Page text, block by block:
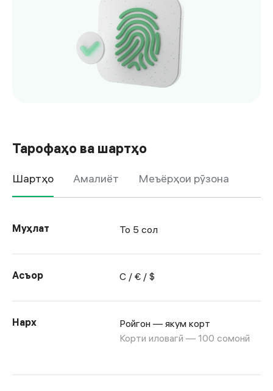
Тарофаҳо ва шартҳо
Шартҳо Амалиёт Меъёрҳои рӯзона
Муҳлат То 5 сол
Асъор С / € / $
Нарх
Ройгон — якум корт
Корти иловагӣ — 100 сомонӣ